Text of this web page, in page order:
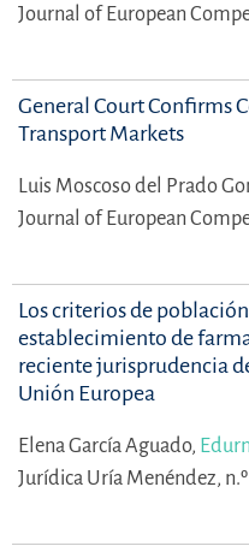
Journal of European
General Court Confirms
Transport Markets
Luis Moscoso del Prado
Journal of European
Los criterios de
establecimiento de
reciente jurisprudencia
Unión Europea
Elena García Aguado,
Jurídica Uría Menéndez, n.º